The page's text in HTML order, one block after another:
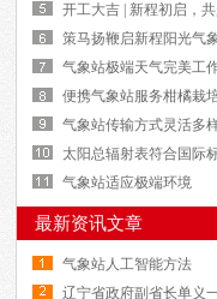
开工大吉 | 新程初启，共
策马扬鞭启新程阳光气
气象站极端天气完美工
便携气象站服务柑橘栽
气象站传输方式灵活多
太阳总辐射表符合国际
气象站适应极端环境
最新资讯文章
气象站人工智能方法
辽宁省政府副省长单义